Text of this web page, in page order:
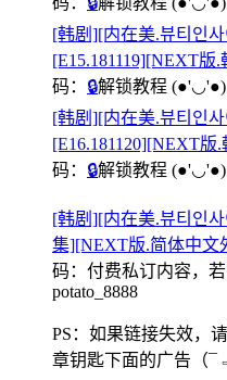
[韩剧][内在美.뷰티인사
[E15.181119][NEXT版
码： 🔒解锁教程 (●'◡'●)
[韩剧][内在美.뷰티인사
[E16.181120][NEXT版
码： 🔒解锁教程 (●'◡'●)
[韩剧][内在美.뷰티인사
集][NEXT版.简体中文
码： 付费私订内容，
potato_8888
PS：如果链接失效，
章钥匙下面的广告 （